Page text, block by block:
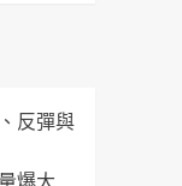
反彈與
爆大